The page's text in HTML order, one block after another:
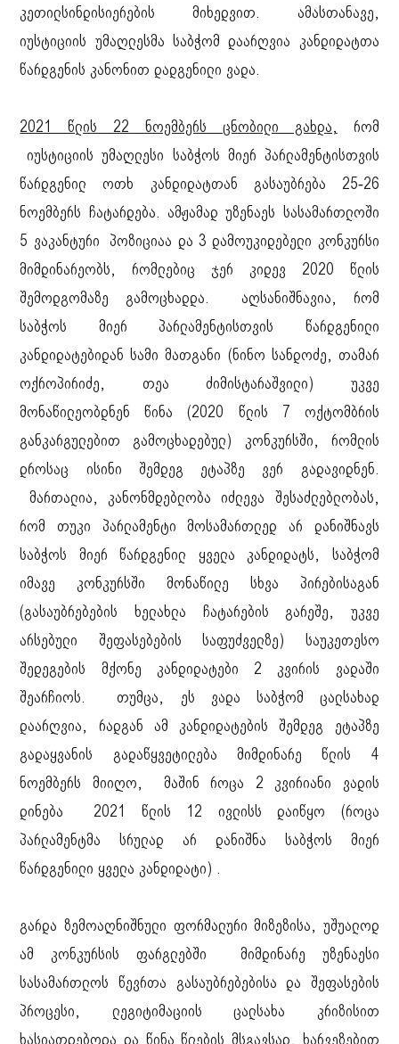
კეთილსინდისიერების მიხედვით. ამასთანავე,
იუსტიციის უმაღლესმა საბჭომ დაარღვია კანდიდატთა
წარდგენის კანონით დადგენილი ვადა.
2021 წლის 22 ნოემბერს ცნობილი გახდა,
რომ
იუსტიციის უმაღლესი საბჭოს მიერ პარლამენტისთვის
წარდგენილ ოთხ კანდიდატთან გასაუბრება 25-26
ნოემბერს ჩატარდება. ამჟამად უზენაეს სასამართლოში
5 ვაკანტური პოზიციაა და 3 დამოუკიდებელი კონკურსი
მიმდინარეობს, რომლებიც ჯერ კიდევ 2020 წლის
შემოდგომაზე გამოცხადდა. აღსანიშნავია, რომ
საბჭოს მიერ პარლამენტისთვის წარდგენილი
კანდიდატებიდან სამი მათგანი (ნინო სანდოძე, თამარ
ოქროპირიძე, თეა ძიმისტარაშვილი) უკვე
მონაწილეობდნენ წინა (2020 წლის 7 ოქტომბრის
განკარგულებით გამოცხადებულ) კონკურსში, რომლის
დროსაც ისინი შემდეგ ეტაპზე ვერ გადავიდნენ.
მართალია, კანონმდებლობა იძლევა შესაძლებლობას,
რომ თუკი პარლამენტი მოსამართლედ არ დანიშნავს
საბჭოს მიერ წარდგენილ ყველა კანდიდატს, საბჭომ
იმავე კონკურსში მონაწილე სხვა პირებისაგან
(გასაუბრებების ხელახლა ჩატარების გარეშე, უკვე
არსებული შეფასებების საფუძველზე) საუკეთესო
შედეგების მქონე კანდიდატები 2 კვირის ვადაში
შეარჩიოს. თუმცა, ეს ვადა საბჭომ ცალსახად
დაარღვია, რადგან ამ კანდიდატების შემდეგ ეტაპზე
გადაყვანის გადაწყვეტილება მიმდინარე წლის 4
ნოემბერს მიიღო, მაშინ როცა 2 კვირიანი ვადის
დინება 2021 წლის 12 ივლისს დაიწყო (როცა
პარლამენტმა სრულად არ დანიშნა საბჭოს მიერ
წარდგენილი ყველა კანდიდატი) .
გარდა ზემოაღნიშნული ფორმალური მიზეზისა, უშუალოდ
ამ კონკურსის ფარგლებში მიმდინარე უზენაესი
სასამართლოს წევრთა გასაუბრებებისა და შეფასების
პროცესი, ლეგიტიმაციის ცალსახა კრიზისით